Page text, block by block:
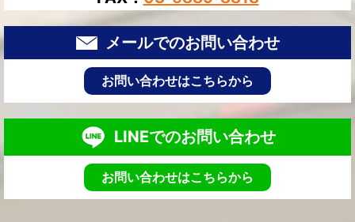
メールでのお問い合わせ
お問い合わせはこちらから
LINEでのお問い合わせ
お問い合わせはこちらから